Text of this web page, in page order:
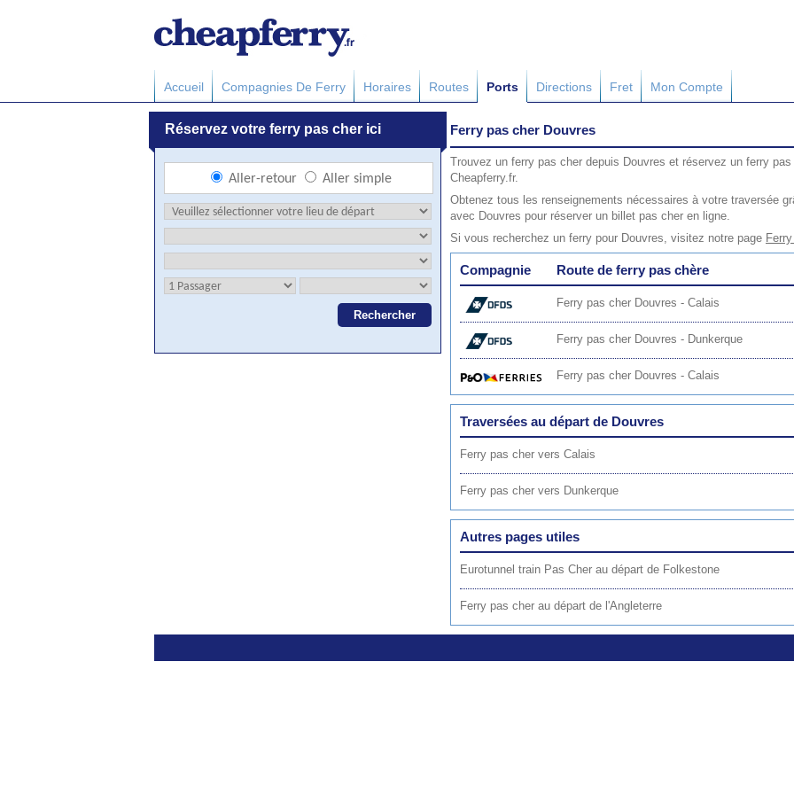
Accueil Compagnies De Ferry Horaires Routes Ports Directions Fret Mon Compte
Ferry pas cher Douvres
Trouvez un ferry pas cher depuis Douvres et réservez un ferry
Cheapferry.fr.
Obtenez tous les renseignements nécessaires à votre traversée
avec Douvres pour réserver un billet pas cher en ligne.
Si vous recherchez un ferry pour Douvres, visitez notre page
Compagnie Route de ferry pas chère
Ferry pas cher Douvres - Calais
Ferry pas cher Douvres - Dunkerque
Ferry pas cher Douvres - Calais
Traversées au départ de Douvres
Ferry pas cher vers Calais
Ferry pas cher vers Dunkerque
Autres pages utiles
Eurotunnel train Pas Cher au départ de Folkestone
Ferry pas cher au départ de l'Angleterre